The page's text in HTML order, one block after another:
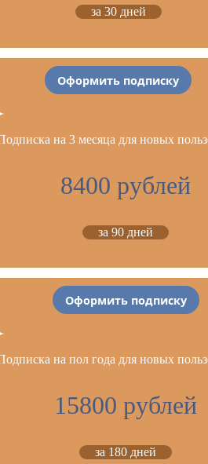
за 30 дней
Оформить подписку
на 3 месяца для новых
8400 рублей
за 90 дней
Оформить подписку
на пол года для новых
15800 рублей
за 180 дней